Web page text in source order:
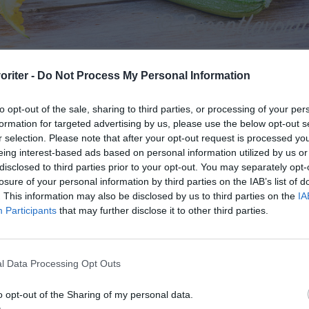
- Do Not Process My Personal Information
opt-out of the sale, sharing to third parties, or processing of your
for targeted advertising by us, please use the below opt-out
selection. Please note that after your opt-out request is processed
interest-based ads based on personal information utilized by us
to third parties prior to your opt-out. You may separately
of your personal information by third parties on the IAB’s list of
This information may also be disclosed by us to third parties on the
Participants that may further disclose it to other third parties.
Data Processing Opt Outs
opt-out of the Sharing of my personal data.
den hållbar och kan ätas som sötsurt tillbehör hela vintern.
hälften - så tänk på att att hållbarheten minskar och